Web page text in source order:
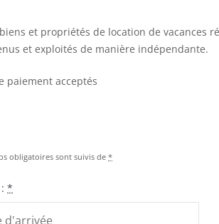
et propriétés de location de vacances
et exploités de manière indépendante.
paiement acceptés
obligatoires sont suivis de *
*